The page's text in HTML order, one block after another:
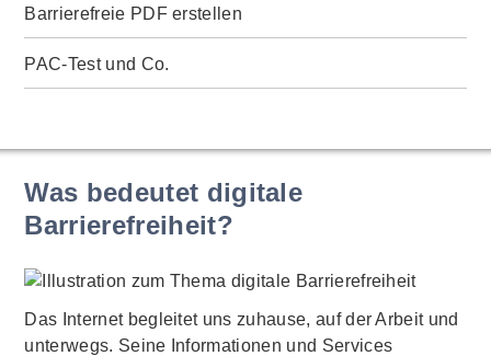
Barrierefreie PDF erstellen
PAC-Test und Co.
Was bedeutet digitale
Barrierefreiheit?
Das Internet begleitet uns zuhause, auf der Arbeit und
unterwegs. Seine Informationen und Services